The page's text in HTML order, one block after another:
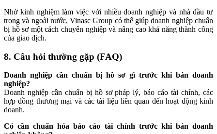
Nhờ kinh nghiệm làm việc với nhiều doanh nghiệp và nhà đầu tư
trong và ngoài nước, Vinasc Group có thể giúp doanh nghiệp chuẩn
bị hồ sơ một cách chuyên nghiệp và nâng cao khả năng thành công
của giao dịch.
8. Câu hỏi thường gặp (FAQ)
Doanh nghiệp cần chuẩn bị hồ sơ gì trước khi bán doanh
nghiệp?
Doanh nghiệp cần chuẩn bị hồ sơ pháp lý, báo cáo tài chính, các
hợp đồng thương mại và các tài liệu liên quan đến hoạt động kinh
doanh.
Có cần chuẩn hóa báo cáo tài chính trước khi bán doanh